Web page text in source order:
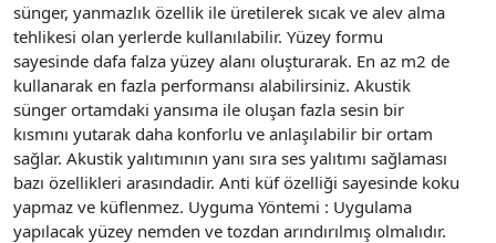
sünger, yanmazlık özellik ile üretilerek sıcak ve alev alma
tehlikesi olan yerlerde kullanılabilir. Yüzey formu
sayesinde dafa falza yüzey alanı oluşturarak. En az m2 de
kullanarak en fazla performansı alabilirsiniz. Akustik
sünger ortamdaki yansıma ile oluşan fazla sesin bir
kısmını yutarak daha konforlu ve anlaşılabilir bir ortam
sağlar. Akustik yalıtımının yanı sıra ses yalıtımı sağlaması
bazı özellikleri arasındadir. Anti küf özelliği sayesinde koku
yapmaz ve küflenmez. Uyguma Yöntemi : Uygulama
yapılacak yüzey nemden ve tozdan arındırılmış olmalıdır.